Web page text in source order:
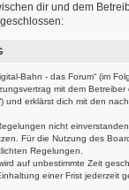
dir und dem
Bahn - das Forum“ (im
mit dem Betreiber
und erklärst dich mit den
nicht
Für die Nutzung des
Regelungen.
auf unbestimmte Zeit
einer Frist jederzeit